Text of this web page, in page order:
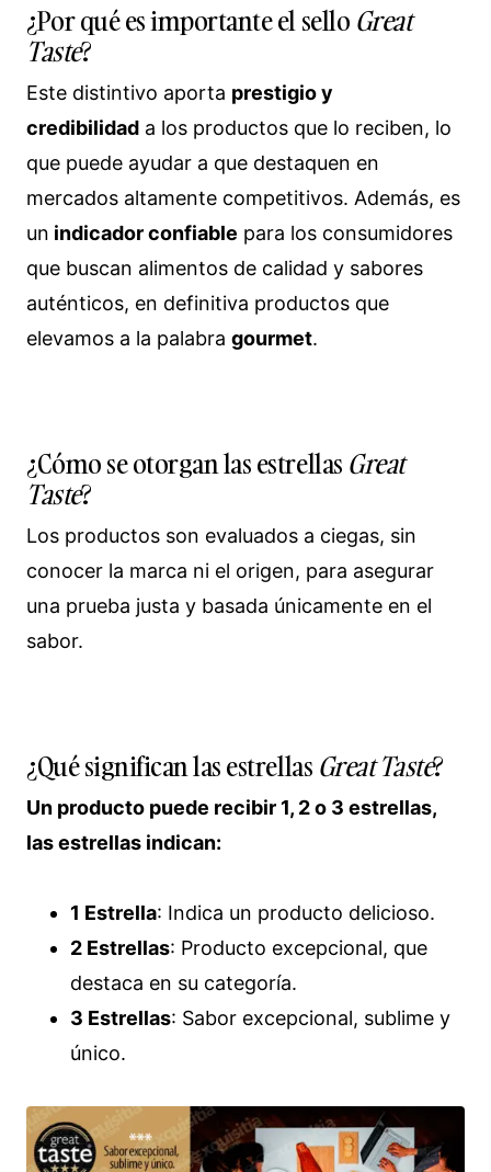
¿Por qué es importante el sello Great
Taste?
Este distintivo aporta prestigio y
credibilidad a los productos que lo reciben, lo
que puede ayudar a que destaquen en
mercados altamente competitivos. Además, es
un indicador confiable para los consumidores
que buscan alimentos de calidad y sabores
auténticos, en definitiva productos que
elevamos a la palabra gourmet.
¿Cómo se otorgan las estrellas Great
Taste?
Los productos son evaluados a ciegas, sin
conocer la marca ni el origen, para asegurar
una prueba justa y basada únicamente en el
sabor.
¿Qué significan las estrellas Great Taste?
Un producto puede recibir 1, 2 o 3 estrellas,
las estrellas indican:
1 Estrella: Indica un producto delicioso.
2 Estrellas: Producto excepcional, que
destaca en su categoría.
3 Estrellas: Sabor excepcional, sublime y
único.